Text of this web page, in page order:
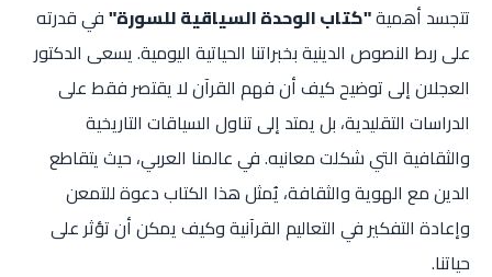
تتجسد أهمية"كتاب الوحدة السياقية للسورة"في قدرته
على ربط النصوص الدينية بخبراتنا الحياتية اليومية. يسعى الدكتور
العجلان إلى توضيح كيف أن فهم القرآن لا يقتصر فقط على
الدراسات التقليدية، بل يمتد إلى تناول السياقات التاريخية
والثقافية التي شكلت معانيه. في عالمنا العربي، حيث يتقاطع
الدين مع الهوية والثقافة، يُمثل هذا الكتاب دعوة للتمعن
وإعادة التفكير في التعاليم القرآنية وكيف يمكن أن تؤثر على
حياتنا.